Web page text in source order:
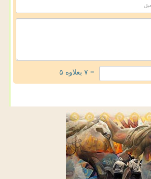
= ۷ بعلاوه ۵